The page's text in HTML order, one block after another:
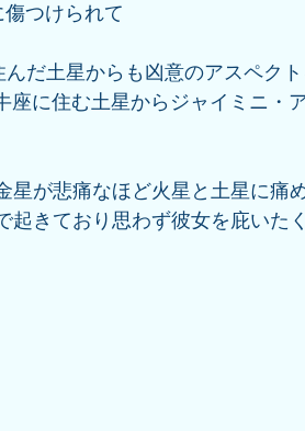
つけられて
だ土星からも凶意のアスペク
に住む土星からジャイミニ・
が悲痛なほど火星と土星に痛
きており思わず彼女を庇いた